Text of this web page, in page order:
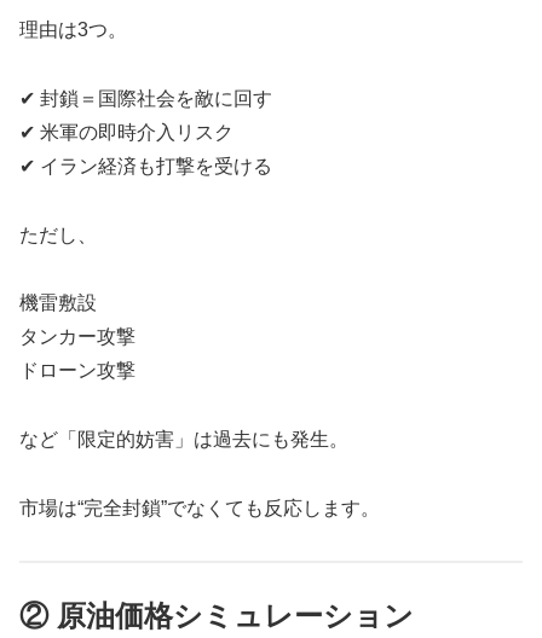
理由は3つ。
✔ 封鎖＝国際社会を敵に回す
✔ 米軍の即時介入リスク
✔ イラン経済も打撃を受ける
ただし、
機雷敷設
タンカー攻撃
ドローン攻撃
など「限定的妨害」は過去にも発生。
市場は“完全封鎖”でなくても反応します。
② 原油価格シミュレーション